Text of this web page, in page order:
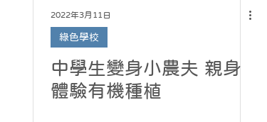
2022年3月11日
綠色學校
中學生變身小農夫 親身
體驗有機種植